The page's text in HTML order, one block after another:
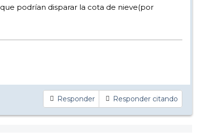
podrían disparar la cota de nieve(por
Responder Responder citando